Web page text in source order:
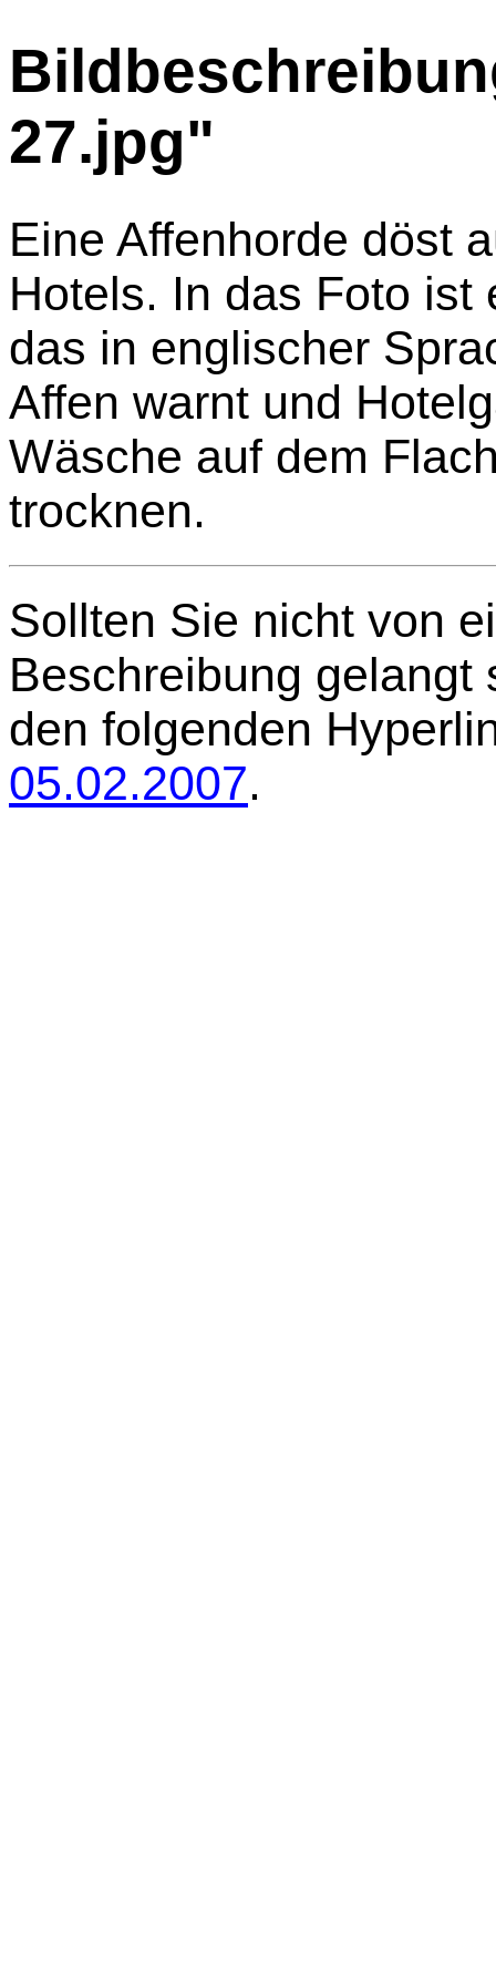
27.jpg"
Eine Affenhorde döst
Hotels. In das Foto
das in englischer
Affen warnt und
Wäsche auf dem
trocknen.
Sollten Sie nicht von
Beschreibung
den folgenden
05.02.2007.